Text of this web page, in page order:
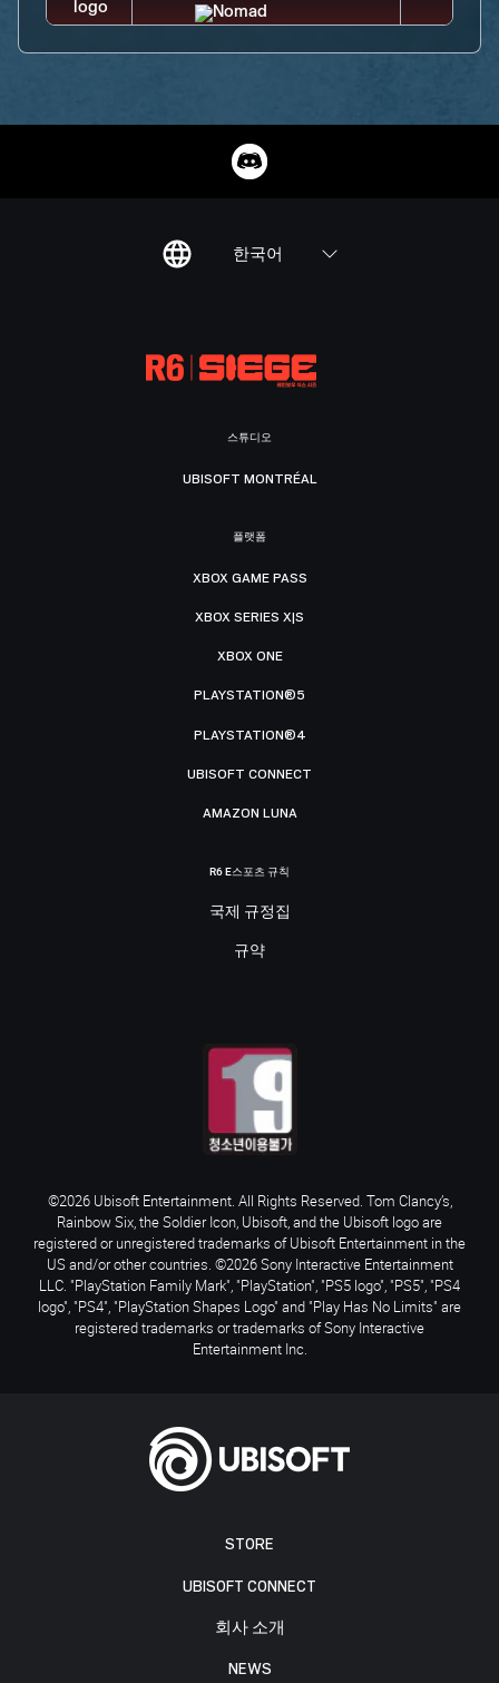
한국어
STORE
UBISOFT CONNECT
회사 소개
NEWS
스튜디오
UBISOFT MONTRÉAL
플랫폼
XBOX GAME PASS
XBOX SERIES X|S
XBOX ONE
PLAYSTATION®5
PLAYSTATION®4
UBISOFT CONNECT
AMAZON LUNA
R6 E스포츠 규칙
국제 규정집
규약
©2026 Ubisoft Entertainment. All Rights Reserved. Tom Clancy’s,
Rainbow Six, the Soldier Icon, Ubisoft, and the Ubisoft logo are
registered or unregistered trademarks of Ubisoft Entertainment in the
US and/or other countries. ©2026 Sony Interactive Entertainment
LLC. "PlayStation Family Mark", "PlayStation", "PS5 logo", "PS5", "PS4
logo", "PS4", "PlayStation Shapes Logo" and "Play Has No Limits" are
registered trademarks or trademarks of Sony Interactive
Entertainment Inc.